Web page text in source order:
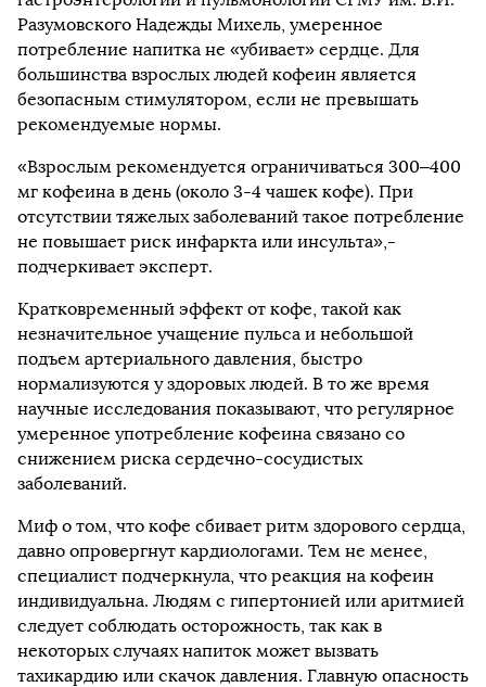
Разумовского Надежды Михель, умеренное
потребление напитка не «убивает» сердце. Для
большинства взрослых людей кофеин является
безопасным стимулятором, если не превышать
рекомендуемые нормы.
«Взрослым рекомендуется ограничиваться 300–400
мг кофеина в день (около 3-4 чашек кофе). При
отсутствии тяжелых заболеваний такое потребление
не повышает риск инфаркта или инсульта»,-
подчеркивает эксперт.
Кратковременный эффект от кофе, такой как
незначительное учащение пульса и небольшой
подъем артериального давления, быстро
нормализуются у здоровых людей. В то же время
научные исследования показывают, что регулярное
умеренное употребление кофеина связано со
снижением риска сердечно-сосудистых
заболеваний.
Миф о том, что кофе сбивает ритм здорового сердца,
давно опровергнут кардиологами. Тем не менее,
специалист подчеркнула, что реакция на кофеин
индивидуальна. Людям с гипертонией или аритмией
следует соблюдать осторожность, так как в
некоторых случаях напиток может вызвать
тахикардию или скачок давления. Главную опасность